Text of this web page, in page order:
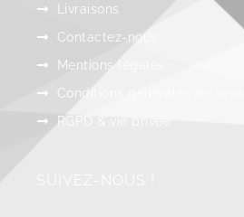
Livraisons
Contactez-nous
Mentions légales
Conditions générales de vente
RGPD & vie privée